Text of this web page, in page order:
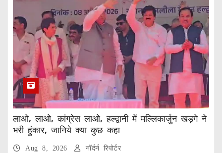
लाओ, लाओ, कांग्रेस लाओ, हल्द्वानी में मल्लिकार्जुन खड़गे ने
भरी हुंकार, जानिये क्या कुछ कहा
Aug 8, 2026 नॉर्दर्न रिपोर्टर